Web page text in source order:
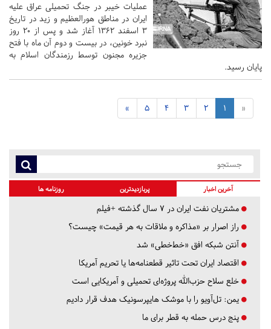
عملیات خیبر در جنگ تحمیلی عراق علیه
ایران در مناطق هورالعظیم و زید در تاریخ
۳ اسفند ۱۳۶۲ آغاز شد و پس از ۲۰ روز
نبرد خونین، در بیست و دوم آن ماه با فتح
جزیره مجنون توسط رزمندگان اسلام به‌
پایان رسید.
«
1
2
3
4
5
»
آخرین اخبار پربازدیدترین روزنامه ها
مشتریان نفت ایران در ۷ سال گذشته +فیلم
راز اصرار بر «مذاکره و ملاقات به هر قیمت» چیست؟
آنتن شبکه افق «خط‌خطی» شد
اقتصاد ایران تحت تاثیر قطعنامه‌ها یا تحریم‌ آمریکا
خلع سلاح حزب‌الله پروژه‌ای تحمیلی و آمریکایی است
یمن: تل‌آویو را با موشک هایپرسونیک هدف قرار دادیم
پنج درس‌ حمله به قطر برای ما